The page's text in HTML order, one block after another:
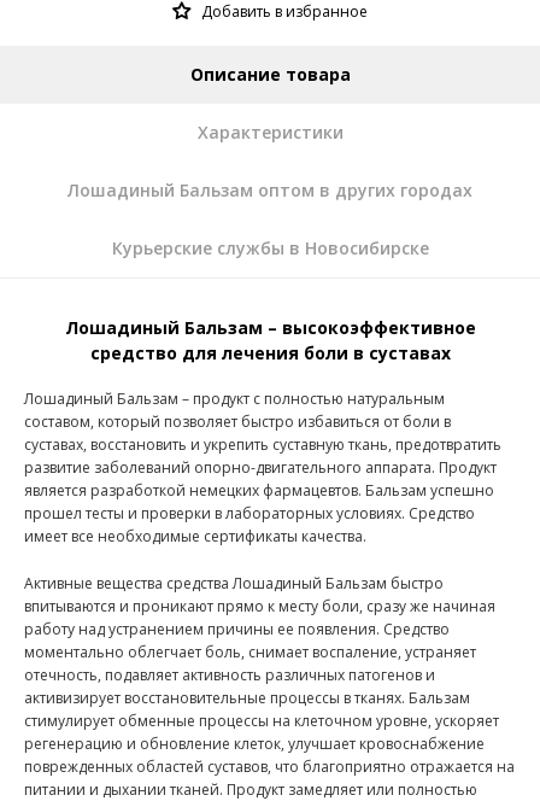
Добавить в избранное
Описание товара
Характеристики
Лошадиный Бальзам оптом в других городах
Курьерские службы в Новосибирске
Лошадиный Бальзам – высокоэффективное
средство для лечения боли в суставах
Лошадиный Бальзам – продукт с полностью натуральным
составом, который позволяет быстро избавиться от боли в
суставах, восстановить и укрепить суставную ткань, предотвратить
развитие заболеваний опорно-двигательного аппарата. Продукт
является разработкой немецких фармацевтов. Бальзам успешно
прошел тесты и проверки в лабораторных условиях. Средство
имеет все необходимые сертификаты качества.
Активные вещества средства Лошадиный Бальзам быстро
впитываются и проникают прямо к месту боли, сразу же начиная
работу над устранением причины ее появления. Средство
моментально облегчает боль, снимает воспаление, устраняет
отечность, подавляет активность различных патогенов и
активизирует восстановительные процессы в тканях. Бальзам
стимулирует обменные процессы на клеточном уровне, ускоряет
регенерацию и обновление клеток, улучшает кровоснабжение
поврежденных областей суставов, что благоприятно отражается на
питании и дыхании тканей. Продукт замедляет или полностью